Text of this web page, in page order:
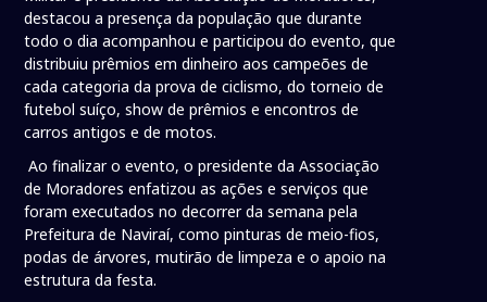
destacou a presença da população que durante
todo o dia acompanhou e participou do evento, que
distribuiu prêmios em dinheiro aos campeões de
cada categoria da prova de ciclismo, do torneio de
futebol suíço, show de prêmios e encontros de
carros antigos e de motos.
Ao finalizar o evento, o presidente da Associação
de Moradores enfatizou as ações e serviços que
foram executados no decorrer da semana pela
Prefeitura de Naviraí, como pinturas de meio-fios,
podas de árvores, mutirão de limpeza e o apoio na
estrutura da festa.